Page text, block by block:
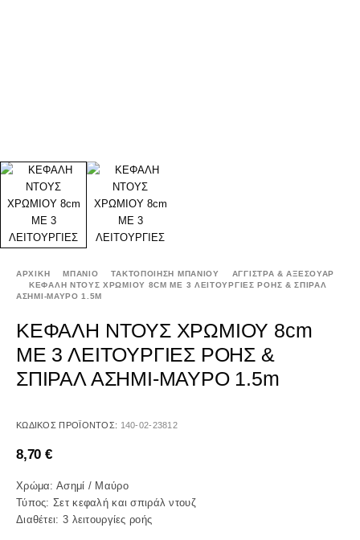
ΑΡΧΙΚΉ ΜΠΑΝΙΟ ΤΑΚΤΟΠΟΙΗΣΗ ΜΠΑΝΙΟΥ
ΑΓΓΙΣΤΡΑ & ΑΞΕΣΟΥΑΡ
ΚΕΦΑΛΗ ΝΤΟΥΣ ΧΡΩΜΙΟΥ 8CM ΜΕ 3 ΛΕΙΤΟΥΡΓΙΕΣ ΡΟΗΣ & ΣΠΙΡΑΛ
ΑΣΗΜΙ-ΜΑΥΡΟ 1.5M
ΚΕΦΑΛΗ ΝΤΟΥΣ ΧΡΩΜΙΟΥ 8cm
ΜΕ 3 ΛΕΙΤΟΥΡΓΙΕΣ ΡΟΗΣ &
ΣΠΙΡΑΛ ΑΣΗΜΙ-ΜΑΥΡΟ 1.5m
ΚΩΔΙΚΌΣ ΠΡΟΪΌΝΤΟΣ: 140-02-23812
8,70€
Χρώμα: Ασημί / Μαύρο
Τύπος: Σετ κεφαλή και σπιράλ ντουζ
Διαθέτει: 3 λειτουργίες ροής